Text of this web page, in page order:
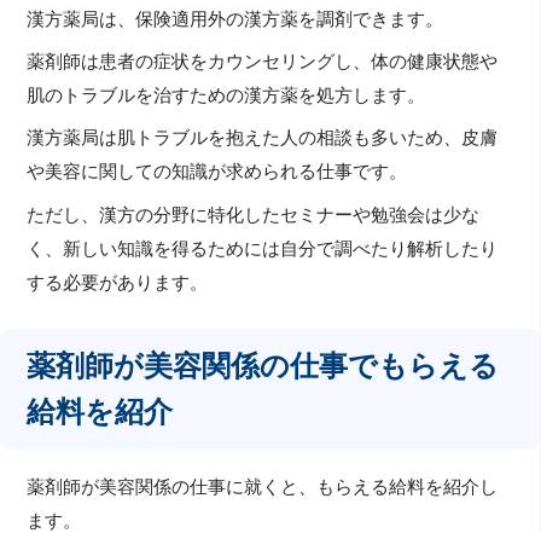
漢方薬局は、保険適用外の漢方薬を調剤できます。
薬剤師は患者の症状をカウンセリングし、体の健康状態や
肌のトラブルを治すための漢方薬を処方します。
漢方薬局は肌トラブルを抱えた人の相談も多いため、皮膚
や美容に関しての知識が求められる仕事です。
ただし、漢方の分野に特化したセミナーや勉強会は少な
く、新しい知識を得るためには自分で調べたり解析したり
する必要があります。
薬剤師が美容関係の仕事でもらえる
給料を紹介
薬剤師が美容関係の仕事に就くと、もらえる給料を紹介し
ます。